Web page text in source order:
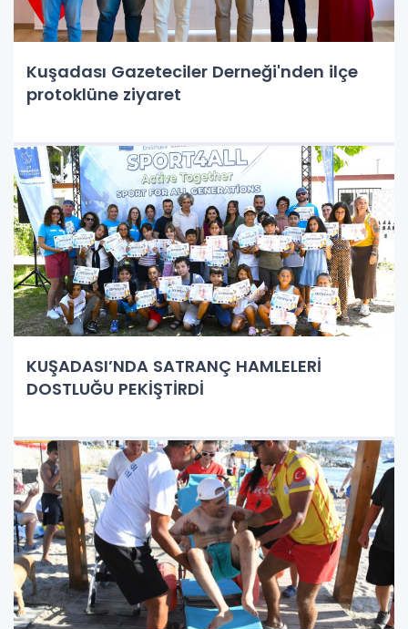
Kuşadası Gazeteciler Derneği'nden ilçe
protoklüne ziyaret
KUŞADASI’NDA SATRANÇ HAMLELERİ
DOSTLUĞU PEKİŞTİRDİ